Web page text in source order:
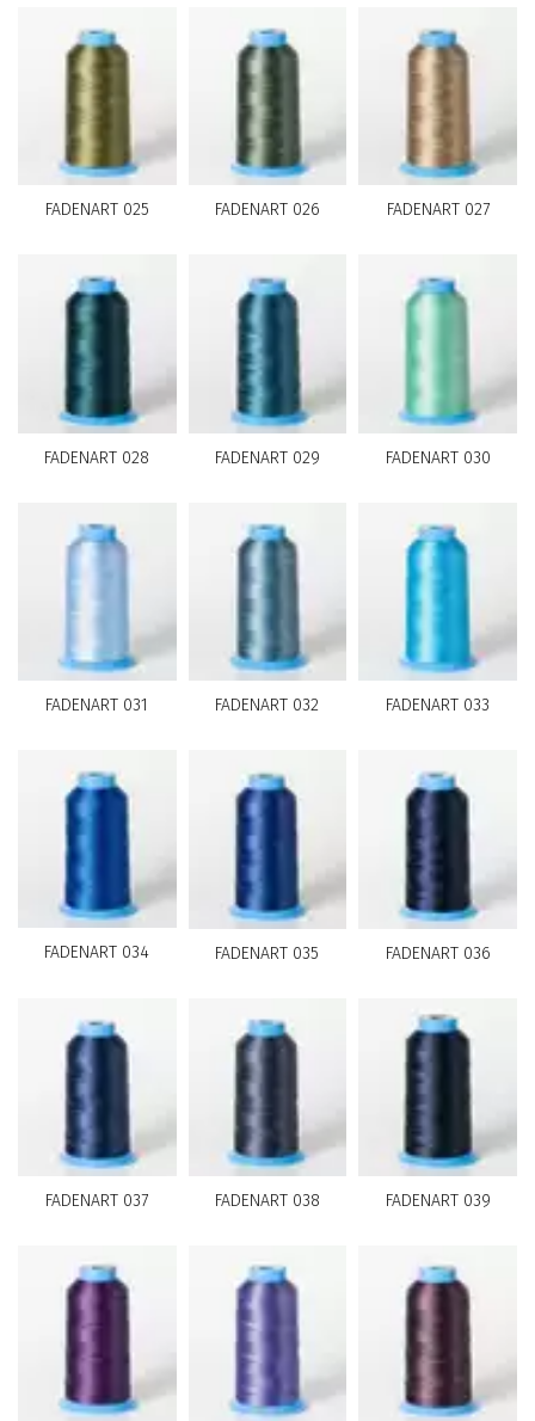
FADENART 025 FADENART 026 FADENART 027
FADENART 028 FADENART 029 FADENART 030
FADENART 031 FADENART 032 FADENART 033
FADENART 034 FADENART 035 FADENART 036
FADENART 037 FADENART 038 FADENART 039